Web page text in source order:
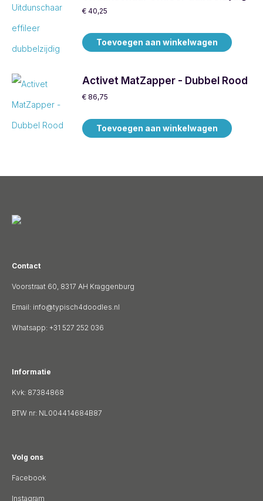
€ 40,25
Toevoegen aan winkelwagen
Activet MatZapper - Dubbel Rood
€ 86,75
Toevoegen aan winkelwagen
Contact
Voorstraat 60, 8317 AH Kraggenburg
Email: info@typisch4doodles.nl
Whatsapp: +31 527 252 036
Informatie
Kvk: 87384868
BTW nr: NL004414684B87
Volg ons
Facebook
Instagram